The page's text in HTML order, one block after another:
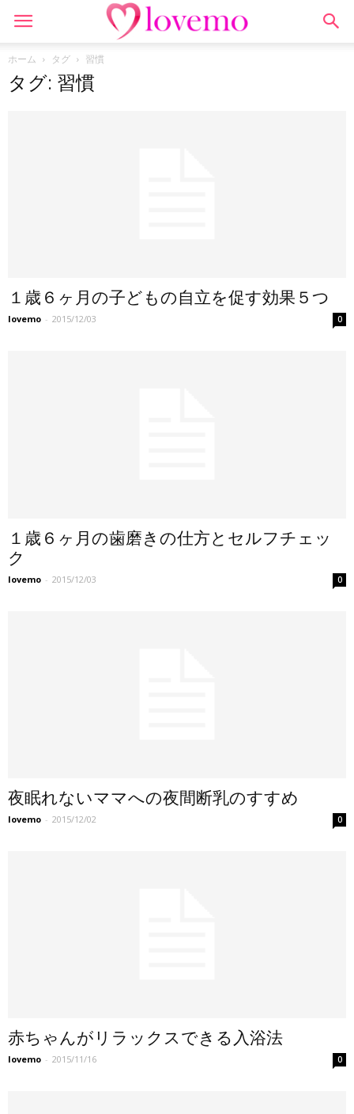
ホーム タグ 習慣
タグ: 習慣
１歳６ヶ月の子どもの自立を促す効果５つ
lovemo - 2015/12/03 0
１歳６ヶ月の歯磨きの仕方とセルフチェッ
ク
lovemo - 2015/12/03 0
夜眠れないママへの夜間断乳のすすめ
lovemo - 2015/12/02 0
赤ちゃんがリラックスできる入浴法
lovemo - 2015/11/16 0